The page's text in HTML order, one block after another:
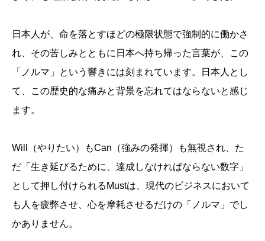
日本人が、命を落とすほどの極限状態で強制的に働かさ
れ、その苦しみとともに日本へ持ち帰った言葉が、この
「ノルマ」という響きには刻まれています。日本人とし
て、この歴史的な痛みと背景を忘れてはならないと感じ
ます。
Will（やりたい）もCan（強みの発揮）も無視され、た
だ「生き延びるために、達成しなければならない数字」
として押し付けられるMustは、現代のビジネスにおいて
も人を疲弊させ、心を摩耗させるだけの「ノルマ」でし
かありません。